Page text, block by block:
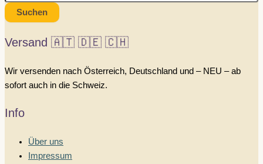
Suchen
Versand 🇦🇹 🇩🇪 🇨🇭
Wir versenden nach Österreich, Deutschland und – NEU – ab
sofort auch in die Schweiz.
Info
Über uns
Impressum